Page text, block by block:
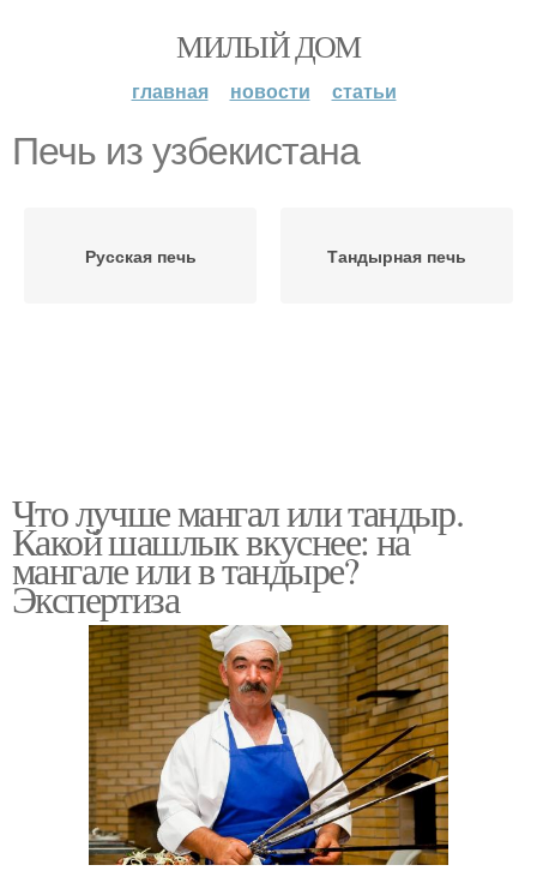
МИЛЫЙ ДОМ
главная новости статьи
Печь из узбекистана
Русская печь Тандырная печь
Что лучше мангал или тандыр.
Какой шашлык вкуснее: на
мангале или в тандыре?
Экспертиза